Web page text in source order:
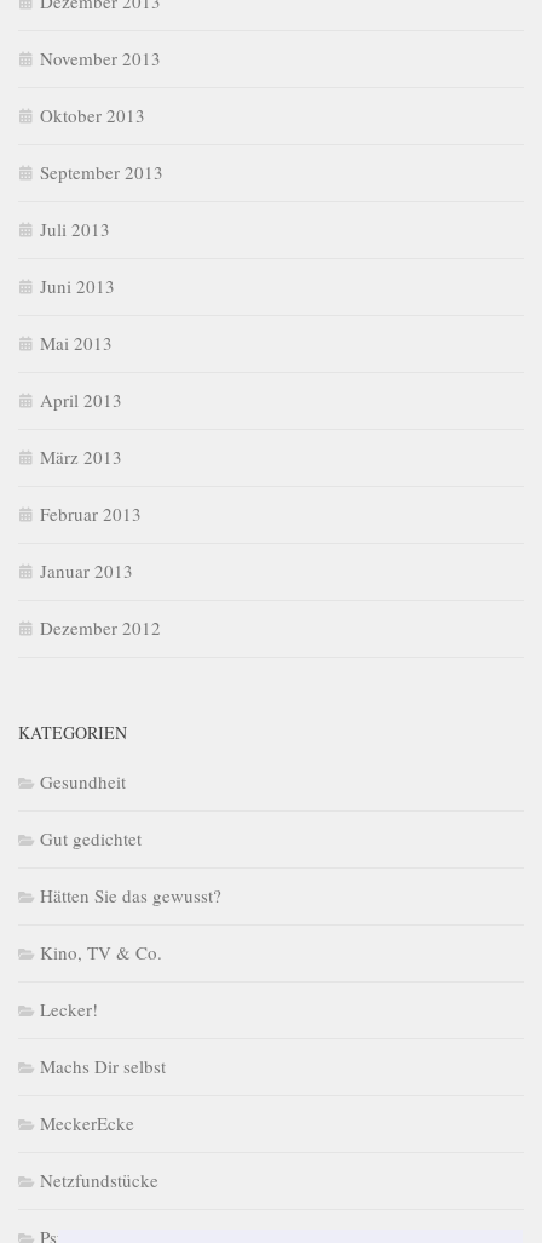
November 2013
Oktober 2013
September 2013
Juli 2013
Juni 2013
Mai 2013
April 2013
März 2013
Februar 2013
Januar 2013
Dezember 2012
KATEGORIEN
Gesundheit
Gut gedichtet
Hätten Sie das gewusst?
Kino, TV & Co.
Lecker!
Machs Dir selbst
MeckerEcke
Netzfundstücke
PsychoPuzzle